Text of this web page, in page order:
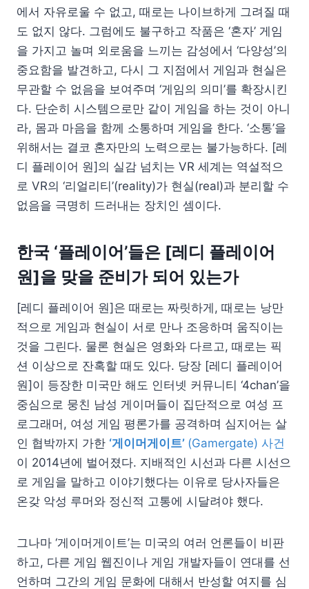
에서 자유로울 수 없고, 때로는 나이브하게 그려질 때
도 없지 않다. 그럼에도 불구하고 작품은 ‘혼자’ 게임
을 가지고 놀며 외로움을 느끼는 감성에서 ‘다양성’의
중요함을 발견하고, 다시 그 지점에서 게임과 현실은
무관할 수 없음을 보여주며 ‘게임의 의미’를 확장시킨
다. 단순히 시스템으로만 같이 게임을 하는 것이 아니
라, 몸과 마음을 함께 소통하며 게임을 한다. ‘소통’을
위해서는 결코 혼자만의 노력으로는 불가능하다. [레
디 플레이어 원]의 실감 넘치는 VR 세계는 역설적으
로 VR의 ‘리얼리티’(reality)가 현실(real)과 분리할 수
없음을 극명히 드러내는 장치인 셈이다.
한국 ‘플레이어’들은 [레디 플레이어
원]을 맞을 준비가 되어 있는가
[레디 플레이어 원]은 때로는 짜릿하게, 때로는 낭만
적으로 게임과 현실이 서로 만나 조응하며 움직이는
것을 그린다. 물론 현실은 영화와 다르고, 때로는 픽
션 이상으로 잔혹할 때도 있다. 당장 [레디 플레이어
원]이 등장한 미국만 해도 인터넷 커뮤니티 ‘4chan’을
중심으로 뭉친 남성 게이머들이 집단적으로 여성 프
로그래머, 여성 게임 평론가를 공격하며 심지어는 살
인 협박까지 가한 ‘게이머게이트’ (Gamergate) 사건
이 2014년에 벌어졌다. 지배적인 시선과 다른 시선으
로 게임을 말하고 이야기했다는 이유로 당사자들은
온갖 악성 루머와 정신적 고통에 시달려야 했다.
그나마 ‘게이머게이트’는 미국의 여러 언론들이 비판
하고, 다른 게임 웹진이나 게임 개발자들이 연대를 선
언하며 그간의 게임 문화에 대해서 반성할 여지를 심